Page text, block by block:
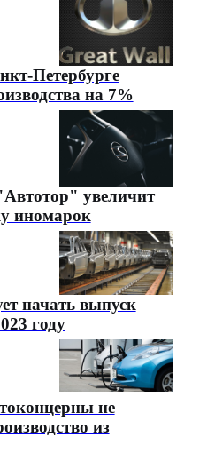
Петербурге
на 7%
увеличит
иномарок
начать выпуск
году
не
из